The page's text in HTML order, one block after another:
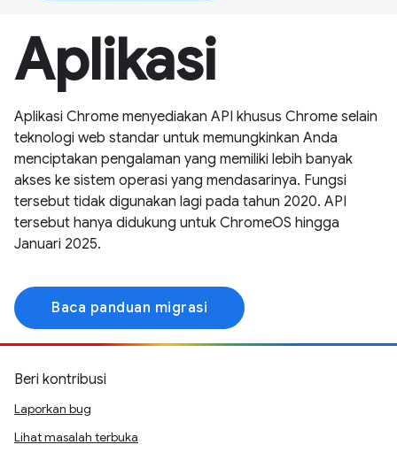
Aplikasi
Aplikasi Chrome menyediakan API khusus Chrome selain
teknologi web standar untuk memungkinkan Anda
menciptakan pengalaman yang memiliki lebih banyak
akses ke sistem operasi yang mendasarinya. Fungsi
tersebut tidak digunakan lagi pada tahun 2020. API
tersebut hanya didukung untuk ChromeOS hingga
Januari 2025.
Baca panduan migrasi
Beri kontribusi
Laporkan bug
Lihat masalah terbuka